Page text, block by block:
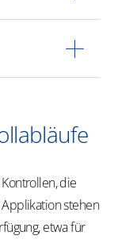
die
stehen
etwa für